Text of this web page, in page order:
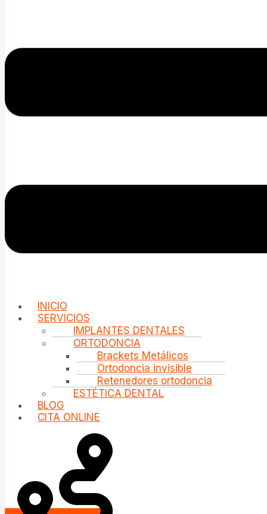
INICIO
SERVICIOS
IMPLANTES DENTALES
ORTODONCIA
Brackets Metálicos
Ortodoncia invisible
Retenedores ortodoncia
ESTÉTICA DENTAL
BLOG
CITA ONLINE